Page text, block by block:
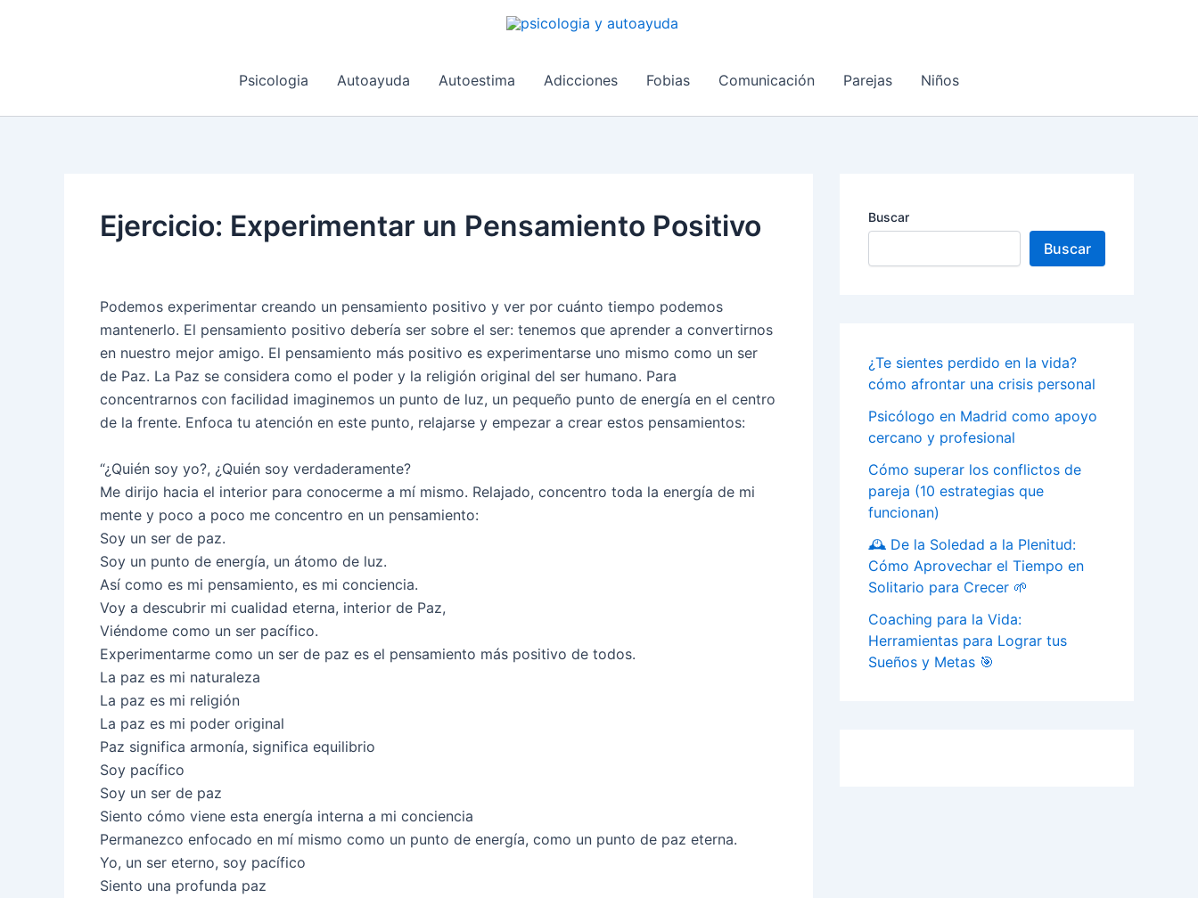
Psicologia
Autoayuda Autoestima Adicciones Fobias Comunicación Parejas Niños
Ejercicio: Experimentar un Pensamiento Positivo
Podemos experimentar creando un pensamiento positivo y ver por cuánto tiempo podemos
mantenerlo. El pensamiento positivo debería ser sobre el ser: tenemos que aprender a convertirnos
en nuestro mejor amigo. El pensamiento más positivo es experimentarse uno mismo como un ser
de Paz. La Paz se considera como el poder y la religión original del ser humano. Para
concentrarnos con facilidad imaginemos un punto de luz, un pequeño punto de energía en el centro
de la frente. Enfoca tu atención en este punto, relajarse y empezar a crear estos pensamientos:
“¿Quién soy yo?, ¿Quién soy verdaderamente?
Me dirijo hacia el interior para conocerme a mí mismo. Relajado, concentro toda la energía de mi
mente y poco a poco me concentro en un pensamiento:
Soy un ser de paz.
Soy un punto de energía, un átomo de luz.
Así como es mi pensamiento, es mi conciencia.
Voy a descubrir mi cualidad eterna, interior de Paz,
Viéndome como un ser pacífico.
Experimentarme como un ser de paz es el pensamiento más positivo de todos.
La paz es mi naturaleza
La paz es mi religión
La paz es mi poder original
Paz significa armonía, significa equilibrio
Soy pacífico
Soy un ser de paz
Siento cómo viene esta energía interna a mi conciencia
Permanezco enfocado en mí mismo como un punto de energía, como un punto de paz eterna.
Yo, un ser eterno, soy pacífico
Siento una profunda paz
Buscar
Buscar
¿Te sientes perdido en la vida?
cómo afrontar una crisis personal
Psicólogo en Madrid como apoyo
cercano y profesional
Cómo superar los conflictos de
pareja (10 estrategias que
funcionan)
🕰️ De la Soledad a la Plenitud:
Cómo Aprovechar el Tiempo en
Solitario para Crecer 🌱
Coaching para la Vida:
Herramientas para Lograr tus
Sueños y Metas 🎯